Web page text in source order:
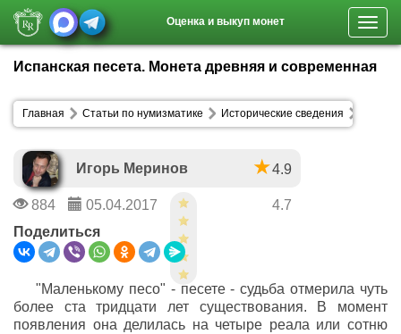
Оценка и выкуп монет
Испанская песета. Монета древняя и современная
Главная Статьи по нумизматике Исторические сведения
Игорь Меринов 4.9
884 05.04.2017
4.7
Поделиться
"Маленькому песо" - песете - судьба отмерила чуть
более ста тридцати лет существования. В момент
появления она делилась на четыре реала или сотню